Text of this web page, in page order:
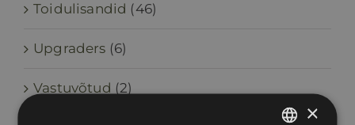
Toidulisandid (46)
Upgraders (6)
Vastuvõtud (2)
×